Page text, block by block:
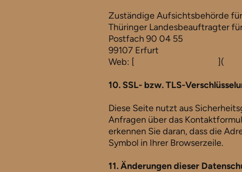
Zuständige Aufsichtsbehörde
Thüringer Landesbeauftragter
Postfach 90 04 55
99107 Erfurt
Web: [
](
10. SSL- bzw. TLS-
Diese Seite nutzt aus
Anfragen über das
erkennen Sie daran, dass die
Symbol in Ihrer Browserzeile.
11. Änderungen dieser